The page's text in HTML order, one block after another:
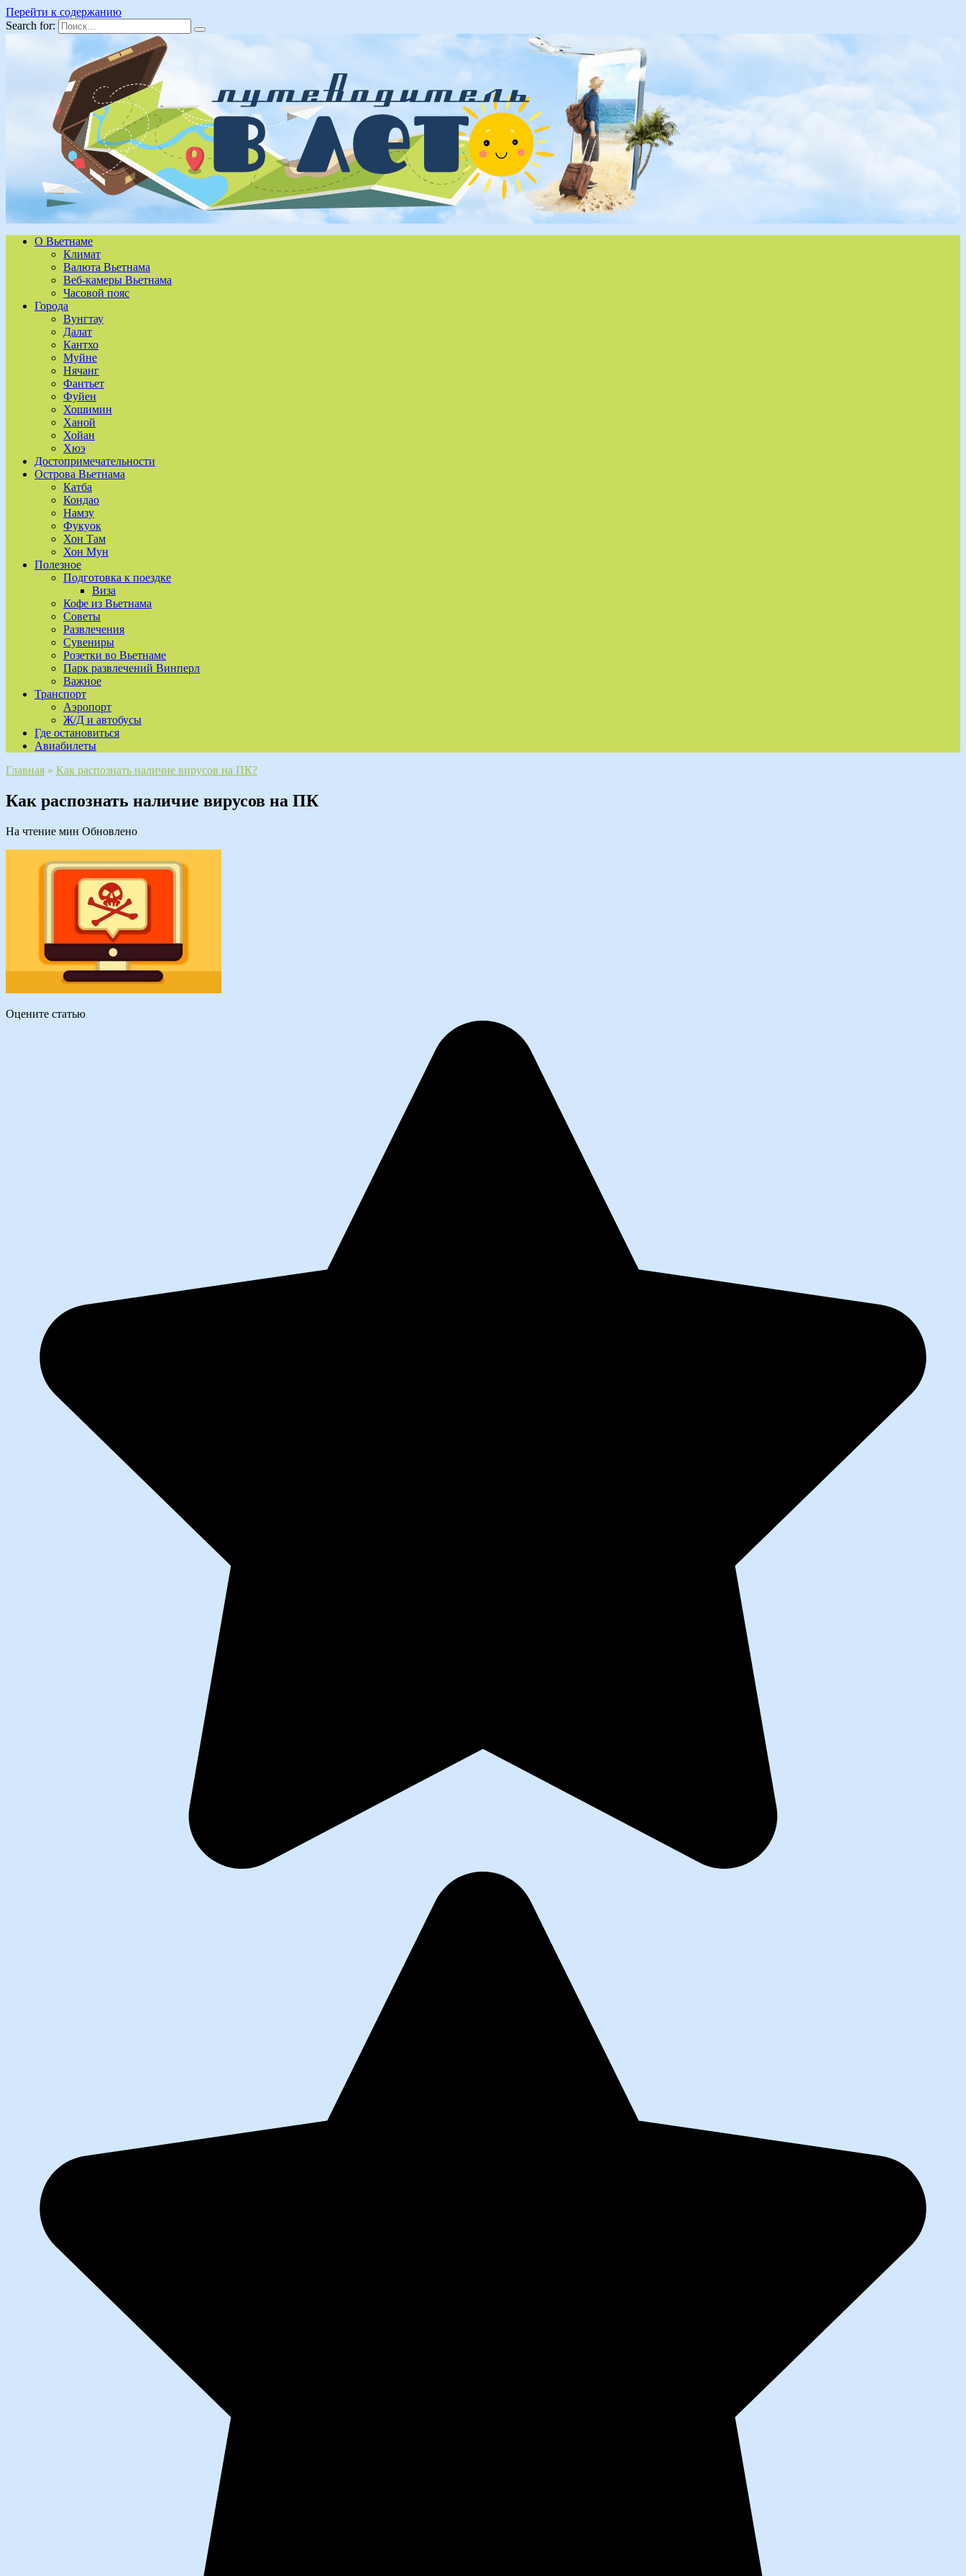
Перейти к содержанию
Search for:
О Вьетнаме
Климат
Валюта Вьетнама
Веб-камеры Вьетнама
Часовой пояс
Города
Вунгтау
Далат
Кантхо
Муйне
Нячанг
Фантьет
Фуйен
Хошимин
Ханой
Хойан
Хюэ
Достопримечательности
Острова Вьетнама
Катба
Кондао
Намзу
Фукуок
Хон Там
Хон Мун
Полезное
Подготовка к поездке
Виза
Кофе из Вьетнама
Советы
Развлечения
Сувениры
Розетки во Вьетнаме
Парк развлечений Винперл
Важное
Транспорт
Аэропорт
Ж/Д и автобусы
Где остановиться
Авиабилеты
Главная » Как распознать наличие вирусов на ПК?
Как распознать наличие вирусов на ПК
На чтение мин Обновлено
Оцените статью